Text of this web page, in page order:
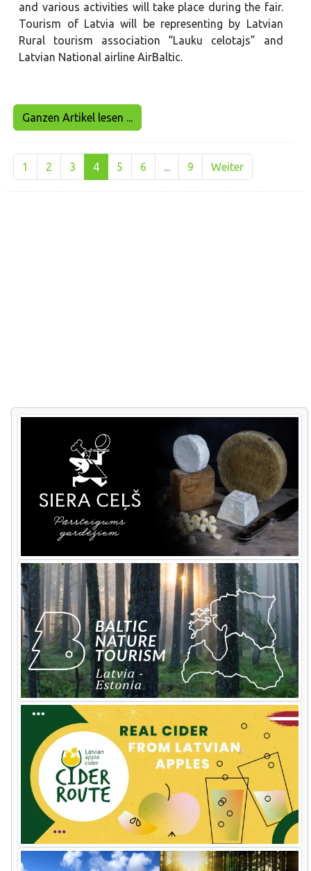
and various activities will take place during the fair.
Tourism of Latvia will be representing by Latvian
Rural tourism association “Lauku celotajs” and
Latvian National airline AirBaltic.
Ganzen Artikel lesen ...
1 2 3 4 5 6 ... 9 Weiter